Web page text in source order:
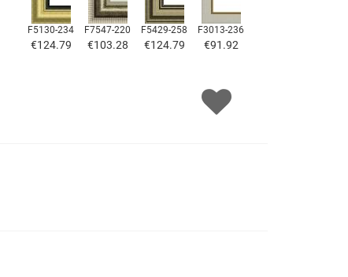
F5130-234
€124.79
F7547-220
€103.28
F5429-258
€124.79
F3013-236
€91.92
F7034-298